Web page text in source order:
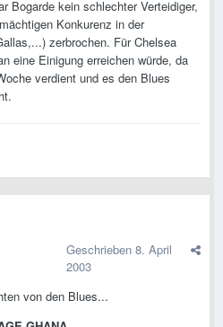
Bogarde kein schlechter Verteidiger,
Konkurenz in der
zerbrochen. Für Chelsea
eine Einigung erreichen würde, da
verdient und es den Blues
Geschrieben 8. April
2003
von den Blues...